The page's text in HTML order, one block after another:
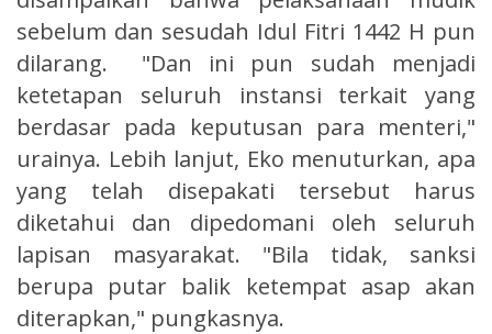
sebelum dan sesudah Idul Fitri 1442 H pun
dilarang. "Dan ini pun sudah menjadi
ketetapan seluruh instansi terkait yang
berdasar pada keputusan para menteri,"
urainya. Lebih lanjut, Eko menuturkan, apa
yang telah disepakati tersebut harus
diketahui dan dipedomani oleh seluruh
lapisan masyarakat. "Bila tidak, sanksi
berupa putar balik ketempat asap akan
diterapkan," pungkasnya.